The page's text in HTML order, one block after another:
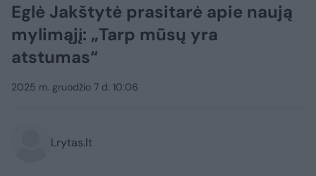
Eglė Jakštytė prasitarė apie naują
mylimąjį: „Tarp mūsų yra
atstumas“
2025 m. gruodžio 7 d. 10:06
Lrytas.lt